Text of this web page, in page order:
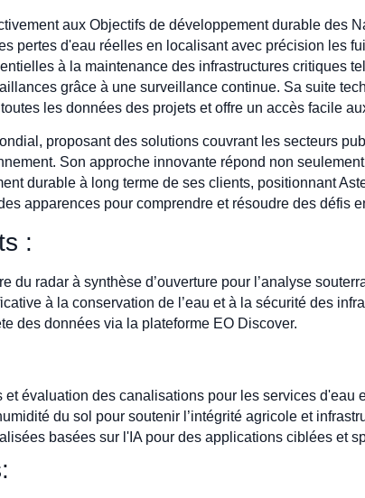
aux Objectifs de développement durable des
pertes d'eau réelles en localisant avec précision les
à la maintenance des infrastructures critiques
grâce à une surveillance continue. Sa suite
les données des projets et offre un accès facile
proposant des solutions couvrant les secteurs
Son approche innovante répond non
durable à long terme de ses clients, positionnant
apparences pour comprendre et résoudre des défis
:
du radar à synthèse d’ouverture pour l’analyse
à la conservation de l’eau et à la sécurité des
des données via la plateforme EO Discover.
et évaluation des canalisations pour les services d'eau
du sol pour soutenir l’intégrité agricole et
basées sur l'IA pour des applications ciblées et